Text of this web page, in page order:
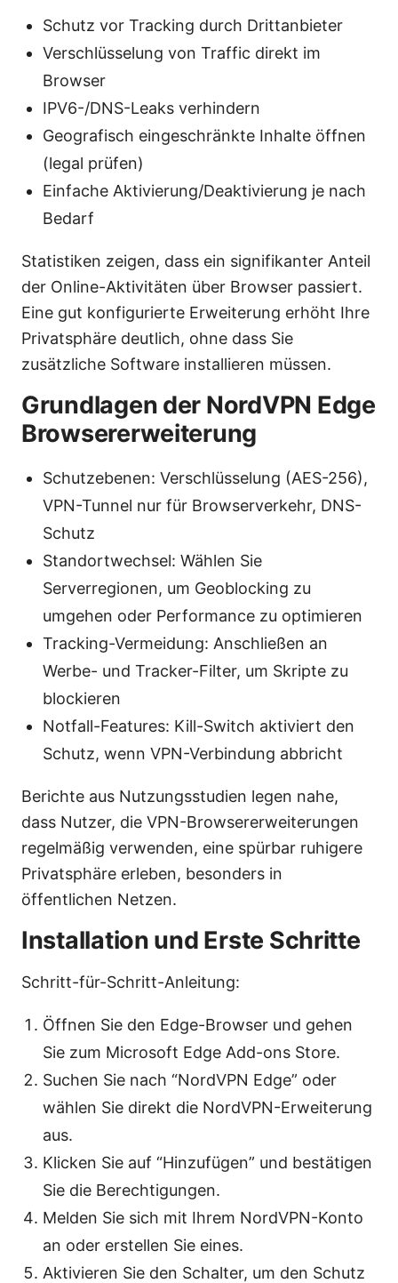
Schutz vor Tracking durch Drittanbieter
Verschlüsselung von Traffic direkt im
Browser
IPV6-/DNS-Leaks verhindern
Geografisch eingeschränkte Inhalte öffnen
(legal prüfen)
Einfache Aktivierung/Deaktivierung je nach
Bedarf
Statistiken zeigen, dass ein signifikanter Anteil
der Online-Aktivitäten über Browser passiert.
Eine gut konfigurierte Erweiterung erhöht Ihre
Privatsphäre deutlich, ohne dass Sie
zusätzliche Software installieren müssen.
Grundlagen der NordVPN Edge
Browsererweiterung
Schutzebenen: Verschlüsselung (AES-256),
VPN-Tunnel nur für Browserverkehr, DNS-
Schutz
Standortwechsel: Wählen Sie
Serverregionen, um Geoblocking zu
umgehen oder Performance zu optimieren
Tracking-Vermeidung: Anschließen an
Werbe- und Tracker-Filter, um Skripte zu
blockieren
Notfall-Features: Kill-Switch aktiviert den
Schutz, wenn VPN-Verbindung abbricht
Berichte aus Nutzungsstudien legen nahe,
dass Nutzer, die VPN-Browsererweiterungen
regelmäßig verwenden, eine spürbar ruhigere
Privatsphäre erleben, besonders in
öffentlichen Netzen.
Installation und Erste Schritte
Schritt-für-Schritt-Anleitung:
Öffnen Sie den Edge-Browser und gehen
Sie zum Microsoft Edge Add-ons Store.
Suchen Sie nach “NordVPN Edge” oder
wählen Sie direkt die NordVPN-Erweiterung
aus.
Klicken Sie auf “Hinzufügen” und bestätigen
Sie die Berechtigungen.
Melden Sie sich mit Ihrem NordVPN-Konto
an oder erstellen Sie eines.
Aktivieren Sie den Schalter, um den Schutz